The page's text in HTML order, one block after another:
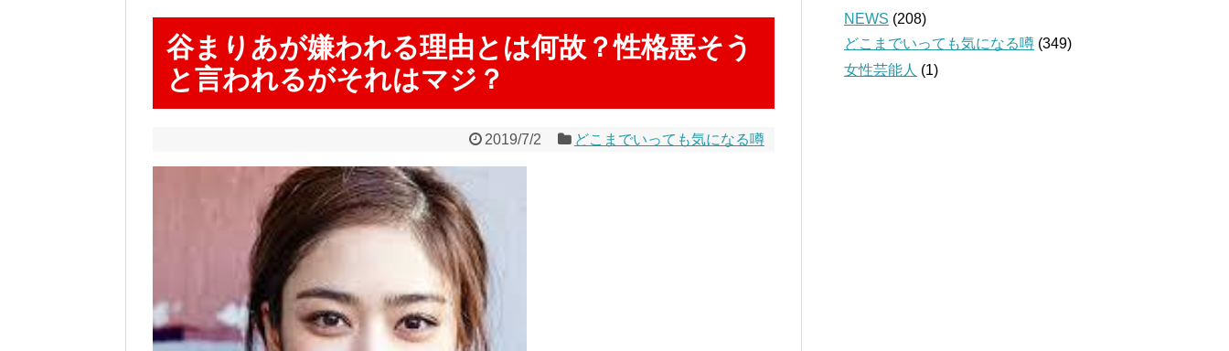
谷まりあが嫌われる理由とは何故？性格悪そう
と言われるがそれはマジ？
2019/7/2 どこまでいっても気になる噂
NEWS (208)
どこまでいっても気になる噂 (349)
女性芸能人 (1)